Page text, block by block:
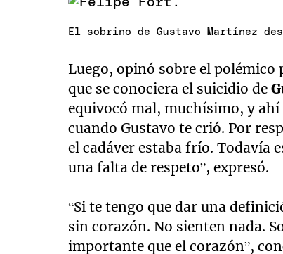
El sobrino de Gustavo Martínez
Luego, opinó sobre el polémico
que se conociera el suicidio de
equivocó mal, muchísimo, y
cuando Gustavo te crió. Por
el cadáver estaba frío. Todavía
una falta de respeto”, expresó.
“Si te tengo que dar una
sin corazón. No sienten nada.
importante que el corazón”,